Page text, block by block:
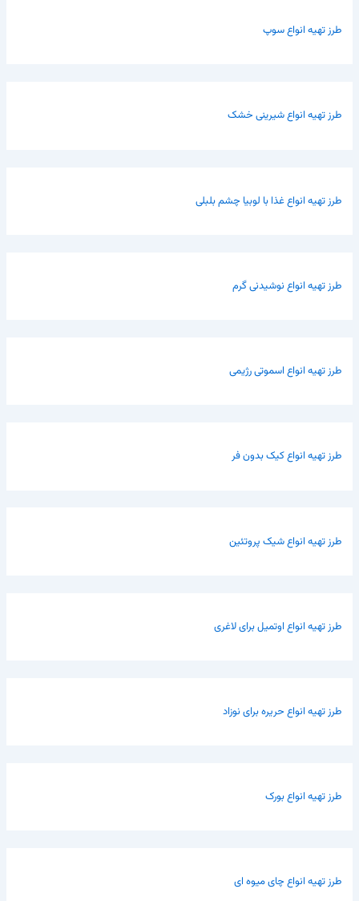
طرز تهیه انواع سوپ
طرز تهیه انواع شیرینی خشک
طرز تهیه انواع غذا با لوبیا چشم بلبلی
طرز تهیه انواع نوشیدنی گرم
طرز تهیه انواع اسموتی رژیمی
طرز تهیه انواع کیک بدون فر
طرز تهیه انواع شیک پروتئین
طرز تهیه انواع اوتمیل برای لاغری
طرز تهیه انواع حریره برای نوزاد
طرز تهیه انواع بورک
طرز تهیه انواع چای میوه ای